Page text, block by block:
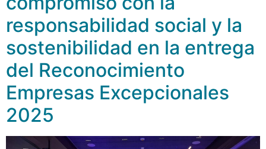
responsabilidad social y la
sostenibilidad en la entrega
del Reconocimiento
Empresas Excepcionales
2025